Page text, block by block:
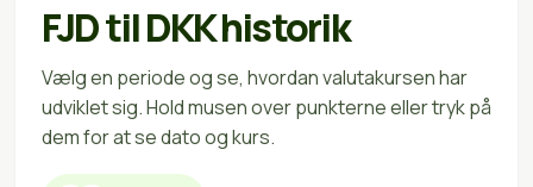
FJD til DKK historik
Vælg en periode og se, hvordan valutakursen har
udviklet sig. Hold musen over punkterne eller tryk på
dem for at se dato og kurs.